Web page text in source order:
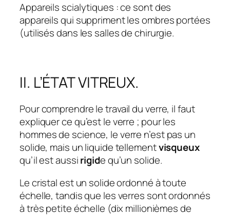
Appareils scialytiques : ce sont des
appareils qui suppriment les ombres portées
(utilisés dans les salles de chirurgie.
II. L’ÉTAT VITREUX.
Pour comprendre le travail du verre, il faut
expliquer ce qu’est le verre ; pour les
hommes de science, le verre n’est pas un
solide, mais un liquide tellementvisqueux
qu’il est aussirigide qu’un solide.
Le cristal est un solide ordonné à toute
échelle, tandis que les verres sont ordonnés
à très petite échelle (dix millionièmes de